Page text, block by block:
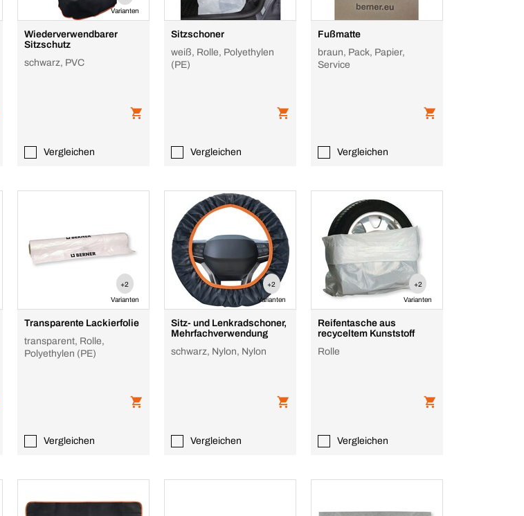
Varianten
Wiederverwendbarer
Sitzschutz
schwarz, PVC
Vergleichen
Sitzschoner
weiß, Rolle, Polyethylen
(PE)
Vergleichen
Fußmatte
braun, Pack, Papier,
Service
Vergleichen
+2
Varianten
Transparente Lackierfolie
transparent, Rolle,
Polyethylen (PE)
Vergleichen
+2
Varianten
Sitz- und Lenkradschoner,
Mehrfachverwendung
schwarz, Nylon, Nylon
Vergleichen
+2
Varianten
Reifentasche aus
recyceltem Kunststoff
Rolle
Vergleichen